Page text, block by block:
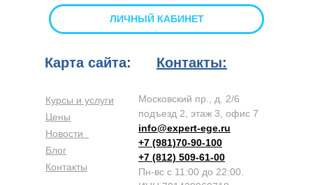
Курсы и услуги
Цены
Новости
Блог
Контакты
Московский пр., д. 2/6
подъезд 2, этаж 3, офис 7
info@expert-ege.ru
+7 (981)70-90-100
+7 (812) 509-61-00
Пн-вс с 11:00 до 22:00.
Карта сайта: Контакты:
ЛИЧНЫЙ КАБИНЕТ